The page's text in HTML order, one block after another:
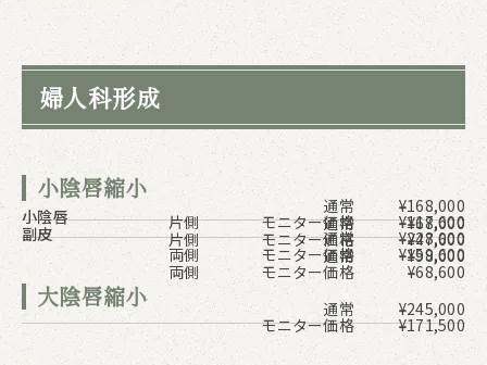
婦人科形成
小陰唇縮小
小陰唇
両側
モニター価格 ¥159,600
通常 ¥228,000
片側 モニター価格 ¥117,600
通常
¥168,000
副皮
両側
モニター価格 ¥68,600
通常 ¥98,000
片側 モニター価格 ¥47,600
通常 ¥68,000
大陰唇縮小
モニター価格 ¥171,500
通常 ¥245,000